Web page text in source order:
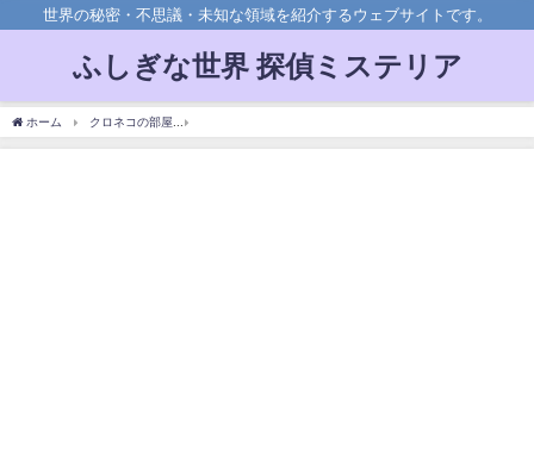
世界の秘密・不思議・未知な領域を紹介するウェブサイトです。
ふしぎな世界 探偵ミステリア
ホーム クロネコの部屋